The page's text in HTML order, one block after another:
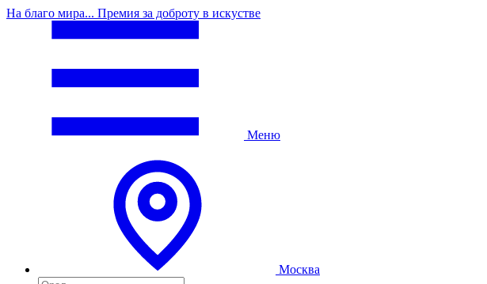
На благо мира... Премия за доброту в искустве
Меню
Москва